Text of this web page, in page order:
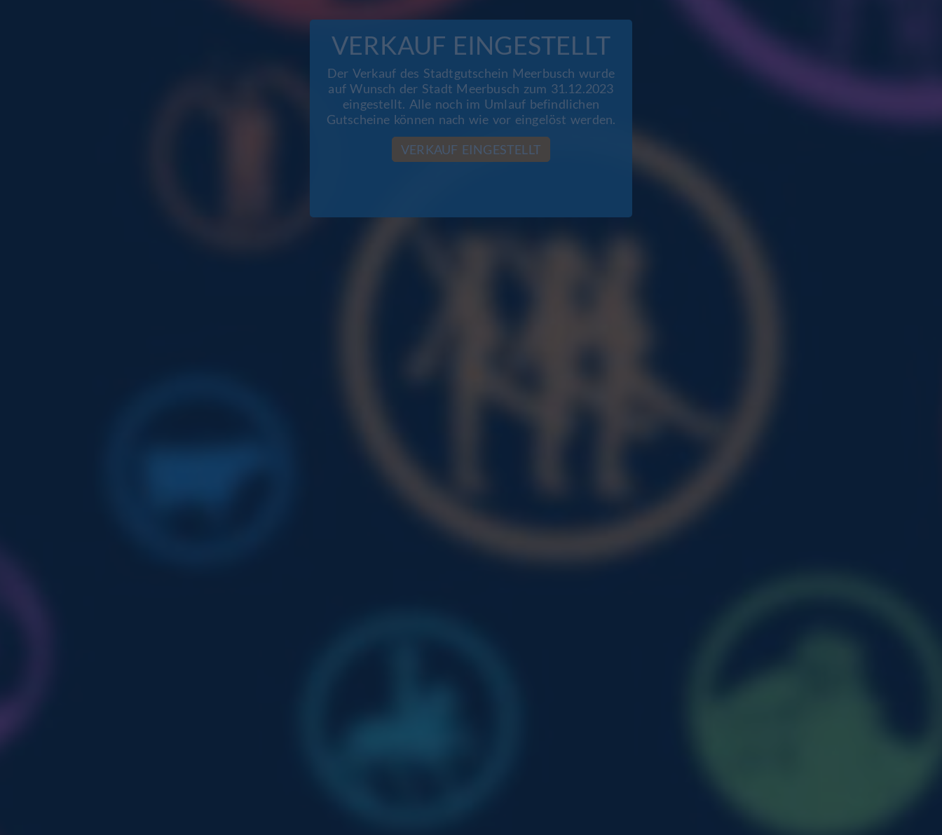
VERKAUF EINGESTELLT
Der Verkauf des Stadtgutschein Meerbusch wurde
auf Wunsch der Stadt Meerbusch zum 31.12.2023
eingestellt. Alle noch im Umlauf befindlichen
Gutscheine können nach wie vor eingelöst werden.
VERKAUF EINGESTELLT